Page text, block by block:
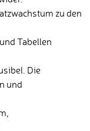
zu den
Tabellen
Die
und